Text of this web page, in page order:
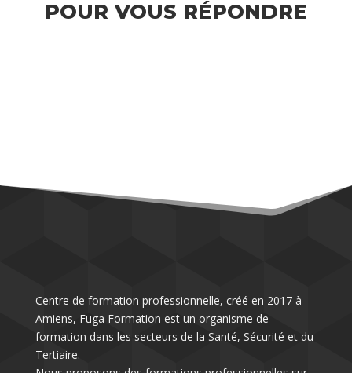
POUR VOUS RÉPONDRE
Centre de formation professionnelle, créé en 2017 à
Amiens, Fuga Formation est un organisme de
formation dans les secteurs de la Santé, Sécurité et du
Tertiaire.